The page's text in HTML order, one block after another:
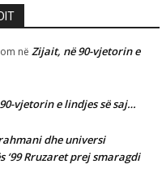
në Zijait, në 90-vjetorin e
vjetorin e lindjes së saj…
dhe universi
Rruzaret prej smaragdi